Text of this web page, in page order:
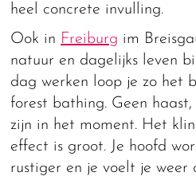
heel concrete invulling.
Ook in Freiburg im
natuur en dagelijks leven
dag werken loop je zo het
forest bathing. Geen
zijn in het moment. Het
effect is groot. Je hoofd
rustiger en je voelt je weer